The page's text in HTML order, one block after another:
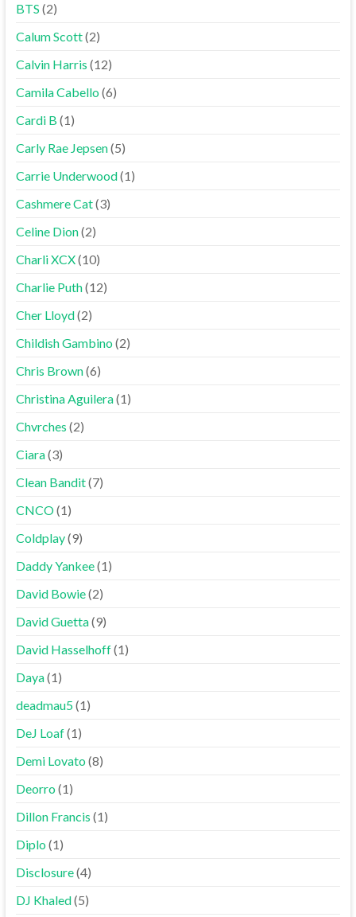
BTS (2)
Calum Scott(2)
Calvin Harris (12)
Camila Cabello(6)
Cardi B (1)
Carly Rae Jepsen(5)
Carrie Underwood(1)
Cashmere Cat(3)
Celine Dion(2)
Charli XCX(10)
Charlie Puth(12)
Cher Lloyd(2)
Childish Gambino(2)
Chris Brown(6)
Christina Aguilera(1)
Chvrches (2)
Ciara(3)
Clean Bandit(7)
CNCO(1)
Coldplay(9)
Daddy Yankee(1)
David Bowie(2)
David Guetta(9)
David Hasselhoff(1)
Daya(1)
deadmau5(1)
DeJ Loaf(1)
Demi Lovato(8)
Deorro(1)
Dillon Francis (1)
Diplo(1)
Disclosure(4)
DJ Khaled(5)